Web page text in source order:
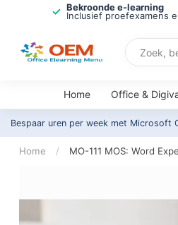
Bekroonde e-learning
Inclusief proefexamens
Home Office &
Bespaar uren per week met Microsoft
Home / MO-111 MOS: Word